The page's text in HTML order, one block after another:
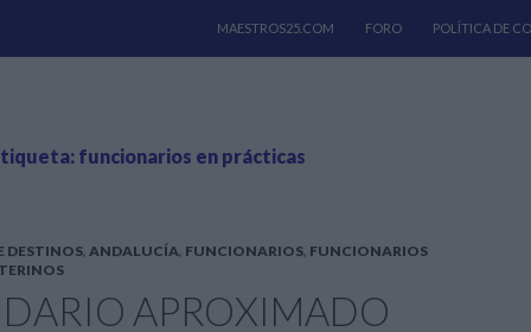
MAESTROS25.COM
FORO POLÍTICA DE
funcionarios en prácticas
DESTINOS, ANDALUCÍA, FUNCIONARIOS, FUNCIONARIOS
APROXIMADO